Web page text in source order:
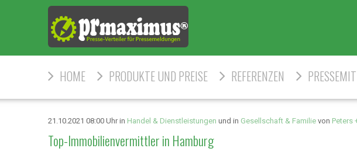
HOME PRODUKTE UND PREISE REFERENZEN
21.10.2021 08:00 Uhr in Handel & Dienstleistungen und in Gesellschaft & Familie von Peters
Top-Immobilienvermittler in Hamburg